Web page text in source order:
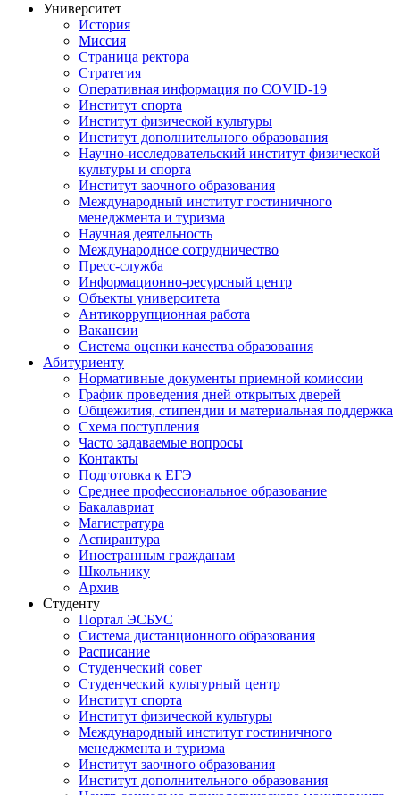
Университет
История
Миссия
Страница ректора
Стратегия
Оперативная информация по COVID-19
Институт спорта
Институт физической культуры
Институт дополнительного образования
Научно-исследовательский институт физической
культуры и спорта
Институт заочного образования
Международный институт гостиничного
менеджмента и туризма
Научная деятельность
Международное сотрудничество
Пресс-служба
Информационно-ресурсный центр
Объекты университета
Антикоррупционная работа
Вакансии
Система оценки качества образования
Абитуриенту
Нормативные документы приемной комиссии
График проведения дней открытых дверей
Общежития, стипендии и материальная поддержка
Схема поступления
Часто задаваемые вопросы
Контакты
Подготовка к ЕГЭ
Среднее профессиональное образование
Бакалавриат
Магистратура
Аспирантура
Иностранным гражданам
Школьнику
Архив
Студенту
Портал ЭСБУС
Система дистанционного образования
Расписание
Студенческий совет
Студенческий культурный центр
Институт спорта
Институт физической культуры
Международный институт гостиничного
менеджмента и туризма
Институт заочного образования
Институт дополнительного образования